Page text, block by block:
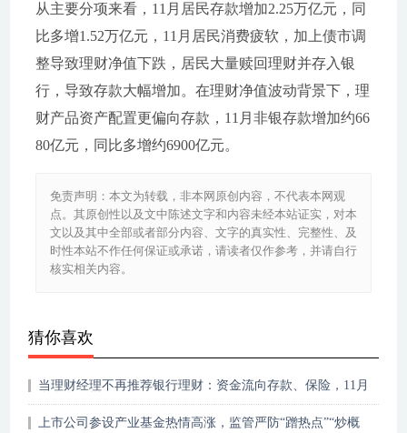
从主要分项来看，11月居民存款增加2.25万亿元，同
比多增1.52万亿元，11月居民消费疲软，加上债市调
整导致理财净值下跌，居民大量赎回理财并存入银
行，导致存款大幅增加。在理财净值波动背景下，理
财产品资产配置更偏向存款，11月非银存款增加约66
80亿元，同比多增约6900亿元。
免责声明：本文为转载，非本网原创内容，不代表本网观
点。其原创性以及文中陈述文字和内容未经本站证实，对本
文以及其中全部或者部分内容、文字的真实性、完整性、及
时性本站不作任何保证或承诺，请读者仅作参考，并请自行
核实相关内容。
猜你喜欢
当理财经理不再推荐银行理财：资金流向存款、保险，11月
上市公司参设产业基金热情高涨，监管严防“蹭热点”“炒概